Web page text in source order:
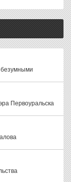
безумными
Первоуральска